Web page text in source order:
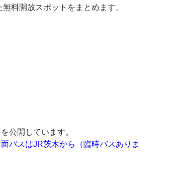
料開放スポットをまとめます。
公開しています。
バスはJR茨木から（臨時バスありま